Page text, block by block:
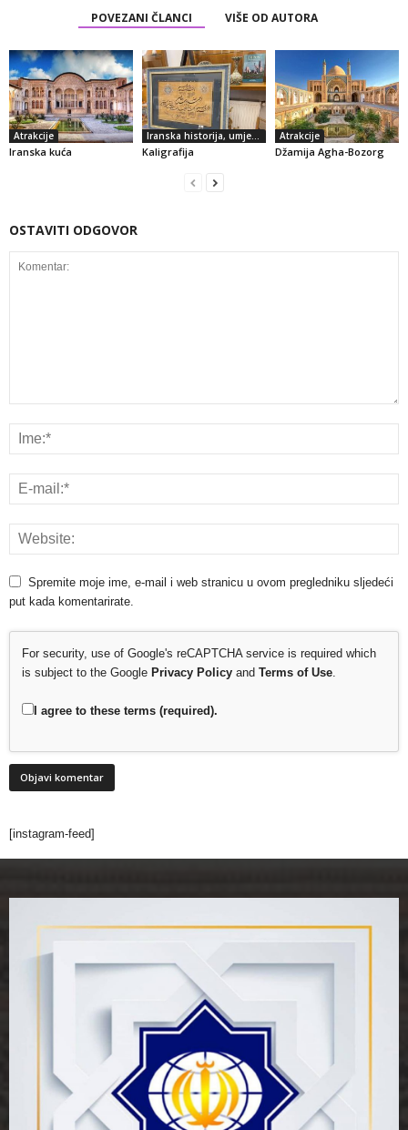
POVEZANI ČLANCI VIŠE OD AUTORA
Atrakcije
Iranska kuća
Iranska historija, umjetnost i kultura
Kaligrafija
Atrakcije
Džamija Agha-Bozorg
OSTAVITI ODGOVOR
Spremite moje ime, e-mail i web stranicu u ovom pregledniku sljedeći
put kada komentarirate.
For security, use of Google's reCAPTCHA service is required which
is subject to the Google Privacy Policy and Terms of Use
I agree to these terms (required).
[instagram-feed]